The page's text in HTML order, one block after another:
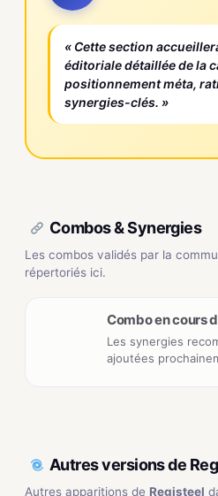
« Cette section
éditoriale détaillée de la
positionnement méta,
synergies-clés. »
Combos & Synergies
Les combos validés par la
répertoriés ici.
Combo en cours
Les synergies
ajoutées
Autres versions de
Autres apparitions de Registeel